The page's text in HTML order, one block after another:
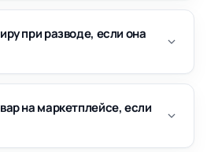
при разводе, если она
на маркетплейсе, если